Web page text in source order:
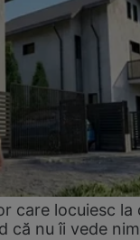
care locuiesc la
că nu îi vede